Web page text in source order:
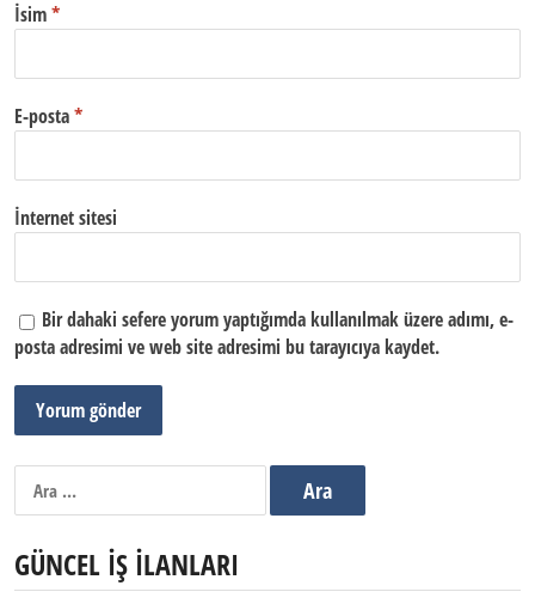
İsim*
E-posta*
İnternet sitesi
Bir dahaki sefere yorum yaptığımda kullanılmak üzere adımı, e-
posta adresimi ve web site adresimi bu tarayıcıya kaydet.
GÜNCEL İŞ İLANLARI